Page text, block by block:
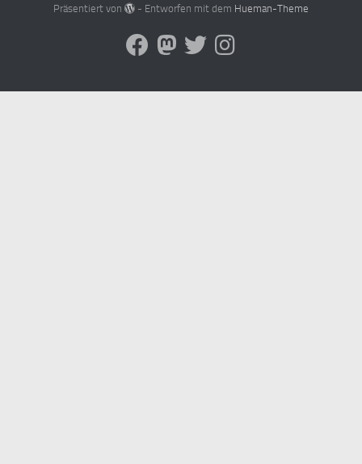
Präsentiert von - Entworfen mit dem Hueman-Theme